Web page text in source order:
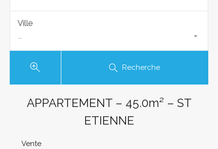
Ville
...
Recherche
APPARTEMENT – 45.0m² – ST
ETIENNE
Vente